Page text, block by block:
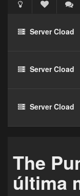
Haz clic 3
Server Cload
Server Cload
Server Cload
The
última